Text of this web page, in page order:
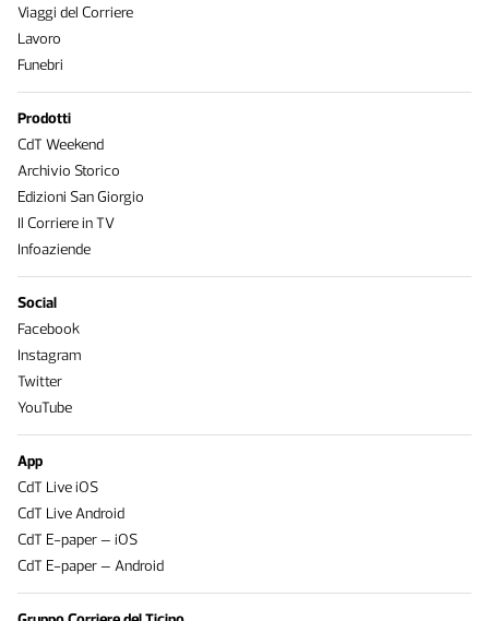
Viaggi del Corriere
Lavoro
Funebri
Prodotti
CdT Weekend
Archivio Storico
Edizioni San Giorgio
Il Corriere in TV
Infoaziende
Social
Facebook
Instagram
Twitter
YouTube
App
CdT Live iOS
CdT Live Android
CdT E-paper – iOS
CdT E-paper – Android